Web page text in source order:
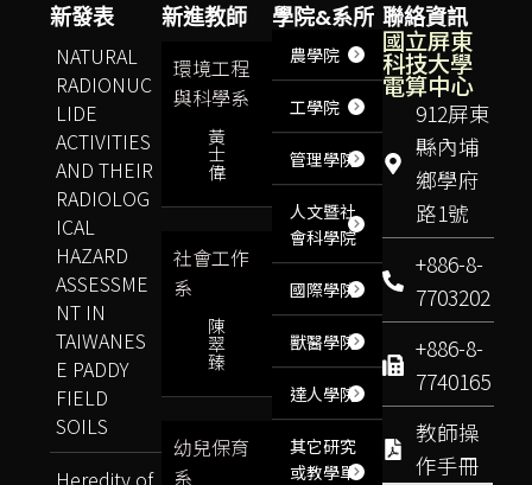
聯絡資訊
國立屏東
科技大學
電算中心
912屏東
縣內埔
鄉學府
路1號
+886-8-
7703202
+886-8-
7740165
教師操
作手冊
學院&系所
農學院
工學院
管理學院
人文暨社
會科學院
國際學院
獸醫學院
達人學院
其它研究
或教學單
新進教師
環境工程
與科學系
黃
士
偉
社會工作
系
陳
翠
臻
幼兒保育
系
新發表
NATURAL
RADIONUC
LIDE
ACTIVITIES
AND THEIR
RADIOLOG
ICAL
HAZARD
ASSESSME
NT IN
TAIWANES
E PADDY
FIELD
SOILS
Heredity of